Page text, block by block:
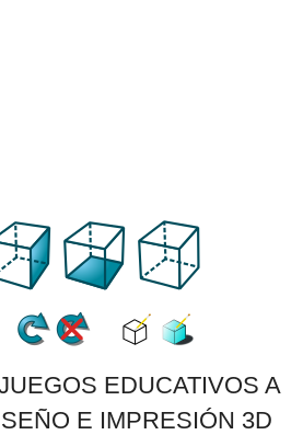
EDUCATIVOS A
E IMPRESIÓN 3D